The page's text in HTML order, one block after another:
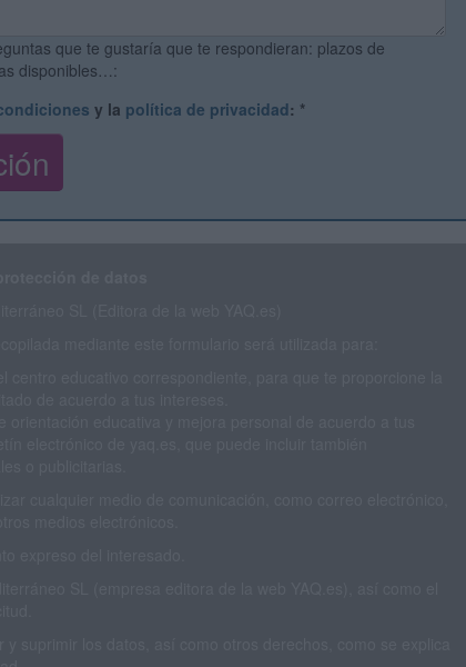
que te gustaría que te respondieran: plazos de
disponibles…:
y la política de privacidad: *